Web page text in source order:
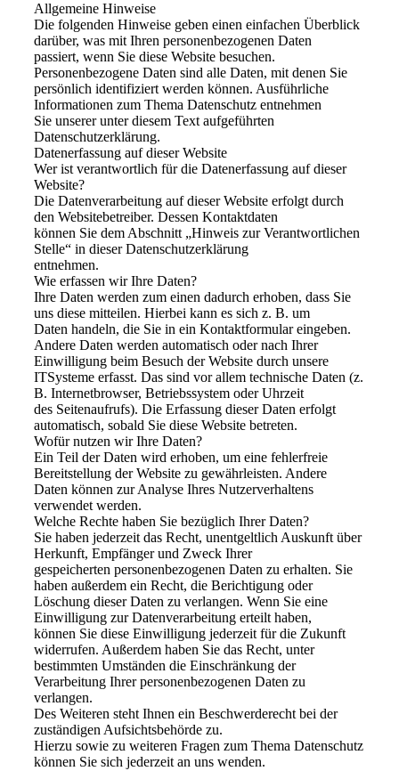
Allgemeine Hinweise
Die folgenden Hinweise geben einen einfachen Überblick
darüber, was mit Ihren personenbezogenen Daten
passiert, wenn Sie diese Website besuchen.
Personenbezogene Daten sind alle Daten, mit denen Sie
persönlich identifiziert werden können. Ausführliche
Informationen zum Thema Datenschutz entnehmen
Sie unserer unter diesem Text aufgeführten
Datenschutzerklärung.
Datenerfassung auf dieser Website
Wer ist verantwortlich für die Datenerfassung auf dieser
Website?
Die Datenverarbeitung auf dieser Website erfolgt durch
den Websitebetreiber. Dessen Kontaktdaten
können Sie dem Abschnitt „Hinweis zur Verantwortlichen
Stelle“ in dieser Datenschutzerklärung
entnehmen.
Wie erfassen wir Ihre Daten?
Ihre Daten werden zum einen dadurch erhoben, dass Sie
uns diese mitteilen. Hierbei kann es sich z. B. um
Daten handeln, die Sie in ein Kontaktformular eingeben.
Andere Daten werden automatisch oder nach Ihrer
Einwilligung beim Besuch der Website durch unsere
ITSysteme erfasst. Das sind vor allem technische Daten (z.
B. Internetbrowser, Betriebssystem oder Uhrzeit
des Seitenaufrufs). Die Erfassung dieser Daten erfolgt
automatisch, sobald Sie diese Website betreten.
Wofür nutzen wir Ihre Daten?
Ein Teil der Daten wird erhoben, um eine fehlerfreie
Bereitstellung der Website zu gewährleisten. Andere
Daten können zur Analyse Ihres Nutzerverhaltens
verwendet werden.
Welche Rechte haben Sie bezüglich Ihrer Daten?
Sie haben jederzeit das Recht, unentgeltlich Auskunft über
Herkunft, Empfänger und Zweck Ihrer
gespeicherten personenbezogenen Daten zu erhalten. Sie
haben außerdem ein Recht, die Berichtigung oder
Löschung dieser Daten zu verlangen. Wenn Sie eine
Einwilligung zur Datenverarbeitung erteilt haben,
können Sie diese Einwilligung jederzeit für die Zukunft
widerrufen. Außerdem haben Sie das Recht, unter
bestimmten Umständen die Einschränkung der
Verarbeitung Ihrer personenbezogenen Daten zu
verlangen.
Des Weiteren steht Ihnen ein Beschwerderecht bei der
zuständigen Aufsichtsbehörde zu.
Hierzu sowie zu weiteren Fragen zum Thema Datenschutz
können Sie sich jederzeit an uns wenden.